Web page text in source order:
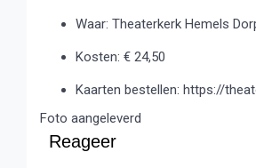
Waar: Theaterkerk Hemels
Kosten: € 24,50
Kaarten bestellen: https://
Foto aangeleverd
Reageer